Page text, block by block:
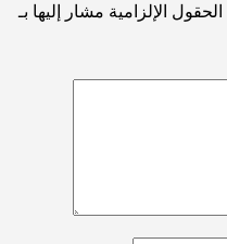
الحقول الإلزامية مشار إليها بـ